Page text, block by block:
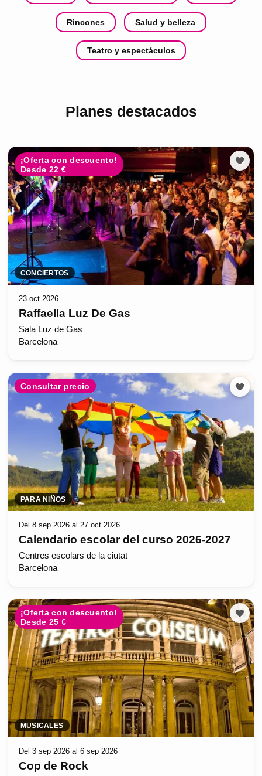
Rincones Salud y belleza
Teatro y espectáculos
Planes destacados
¡Oferta con descuento!
Desde 22 €
CONCIERTOS
23 oct 2026
Raffaella Luz De Gas
Sala Luz de Gas
Barcelona
Consultar precio
PARA NIÑOS
Del 8 sep 2026 al 27 oct 2026
Calendario escolar del curso 2026-2027
Centres escolars de la ciutat
Barcelona
¡Oferta con descuento!
Desde 25 €
MUSICALES
Del 3 sep 2026 al 6 sep 2026
Cop de Rock